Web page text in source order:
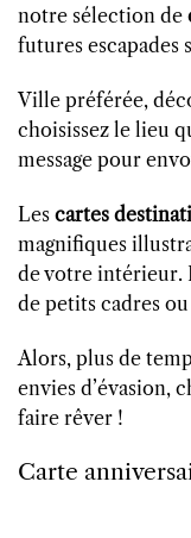
notre sélection de
futures escapades
Ville préférée,
choisissez le lieu
message pour
Les cartes
magnifiques
de votre intérieur.
de petits cadres
Alors, plus de
envies d’évasion,
faire rêver !
Carte